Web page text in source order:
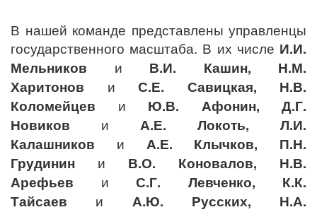
В нашей команде представлены управленцы
государственного масштаба. В их числе И.И.
Мельников и В.И. Кашин, Н.М.
Харитонов и С.Е. Савицкая, Н.В.
Коломейцев и Ю.В. Афонин, Д.Г.
Новиков и А.Е. Локоть, Л.И.
Калашников и А.Е. Клычков, П.Н.
Грудинин и В.О. Коновалов, Н.В.
Арефьев и С.Г. Левченко, К.К.
Тайсаев и А.Ю. Русских, Н.А.